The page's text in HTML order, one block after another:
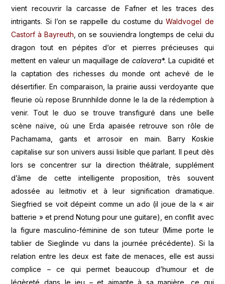
vient recouvrir la carcasse de Fafner et les traces des
intrigants. Si l’on se rappelle du costume duWaldvogel de
Castorf à Bayreuth , on se souviendra longtemps de celui du
dragon tout en pépites d’or et pierres précieuses qui
mettent en valeur un maquillage decalavera*. La cupidité et
la captation des richesses du monde ont achevé de le
désertifier. En comparaison, la prairie aussi verdoyante que
fleurie où repose Brunnhilde donne le la de la rédemption à
venir. Tout le duo se trouve transfiguré dans une belle
scène naïve, où une Erda apaisée retrouve son rôle de
Pachamama, gants et arrosoir en main. Barry Koskie
capitalise sur son univers aussi lisible que parlant. Il peut dès
lors se concentrer sur la direction théâtrale, supplément
d’âme de cette intelligente proposition, très souvent
adossée au leitmotiv et à leur signification dramatique.
Siegfried se voit dépeint comme un ado (il joue de la « air
batterie » et prend Notung pour une guitare), en conflit avec
la figure masculino-féminine de son tuteur (Mime porte le
tablier de Sieglinde vu dans la journée précédente). Si la
relation entre les deux est faite de menaces, elle est aussi
complice – ce qui permet beaucoup d’humour et de
légèreté dans le jeu – et aimante à sa manière, ce qui